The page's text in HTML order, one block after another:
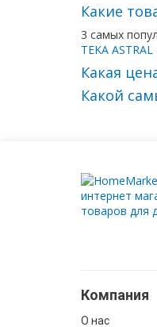
Какие
3 самых
TEKA
Какая
Какой
Компания
О нас